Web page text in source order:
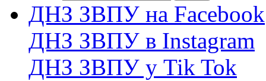
ДНЗ ЗВПУ на Facebook
ДНЗ ЗВПУ в Instagram
ДНЗ ЗВПУ у Tik Tok